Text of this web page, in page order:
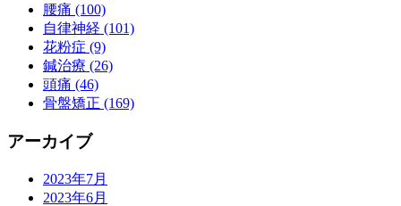
腰痛 (100)
自律神経 (101)
花粉症 (9)
鍼治療 (26)
頭痛 (46)
骨盤矯正 (169)
アーカイブ
2023年7月
2023年6月